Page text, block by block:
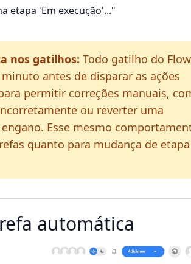
etapa 'Em execução'..."
nos gatilhos: Todo gatilho do
antes de disparar as ações
permitir correções manuais,
ou reverter uma
Esse mesmo
quanto para mudança de
automática